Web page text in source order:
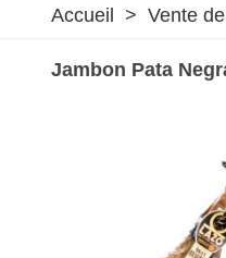
Accueil > Vente
Jambon Pata